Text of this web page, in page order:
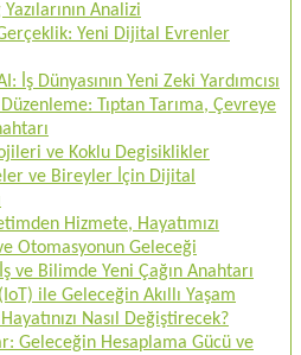
Analizi
Yeni Dijital Evrenler
İş Dünyasının Yeni Zeki Yardımcısı
Tıptan Tarıma, Çevreye
ve Koklu Degisiklikler
ve Bireyler İçin Dijital
Hizmete, Hayatımızı
Otomasyonun Geleceği
ve Bilimde Yeni Çağın Anahtarı
ile Geleceğin Akıllı Yaşam
Nasıl Değiştirecek?
Geleceğin Hesaplama Gücü ve